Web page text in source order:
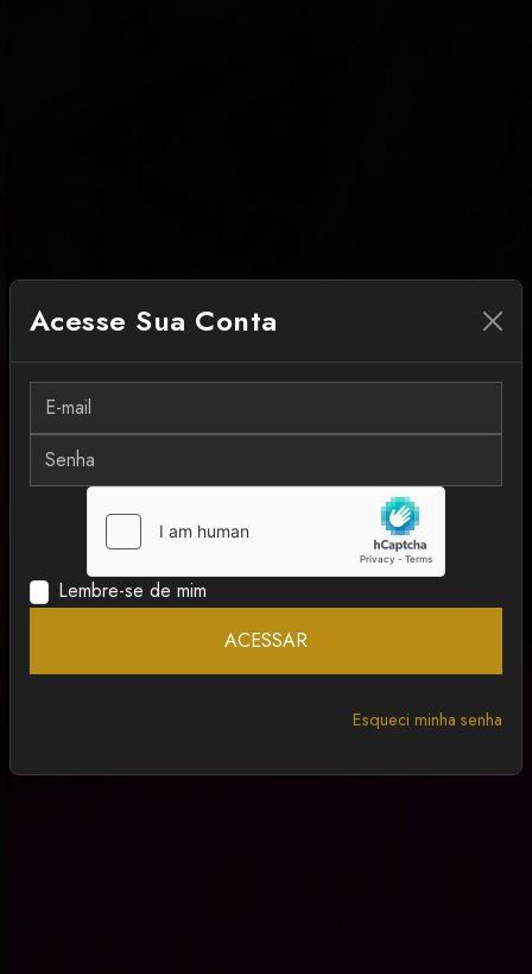
MAIS RECENTE
ANCAPSU
Acesse Sua Conta
Lembre-se de mim
ACESSAR
Esqueci minha senha